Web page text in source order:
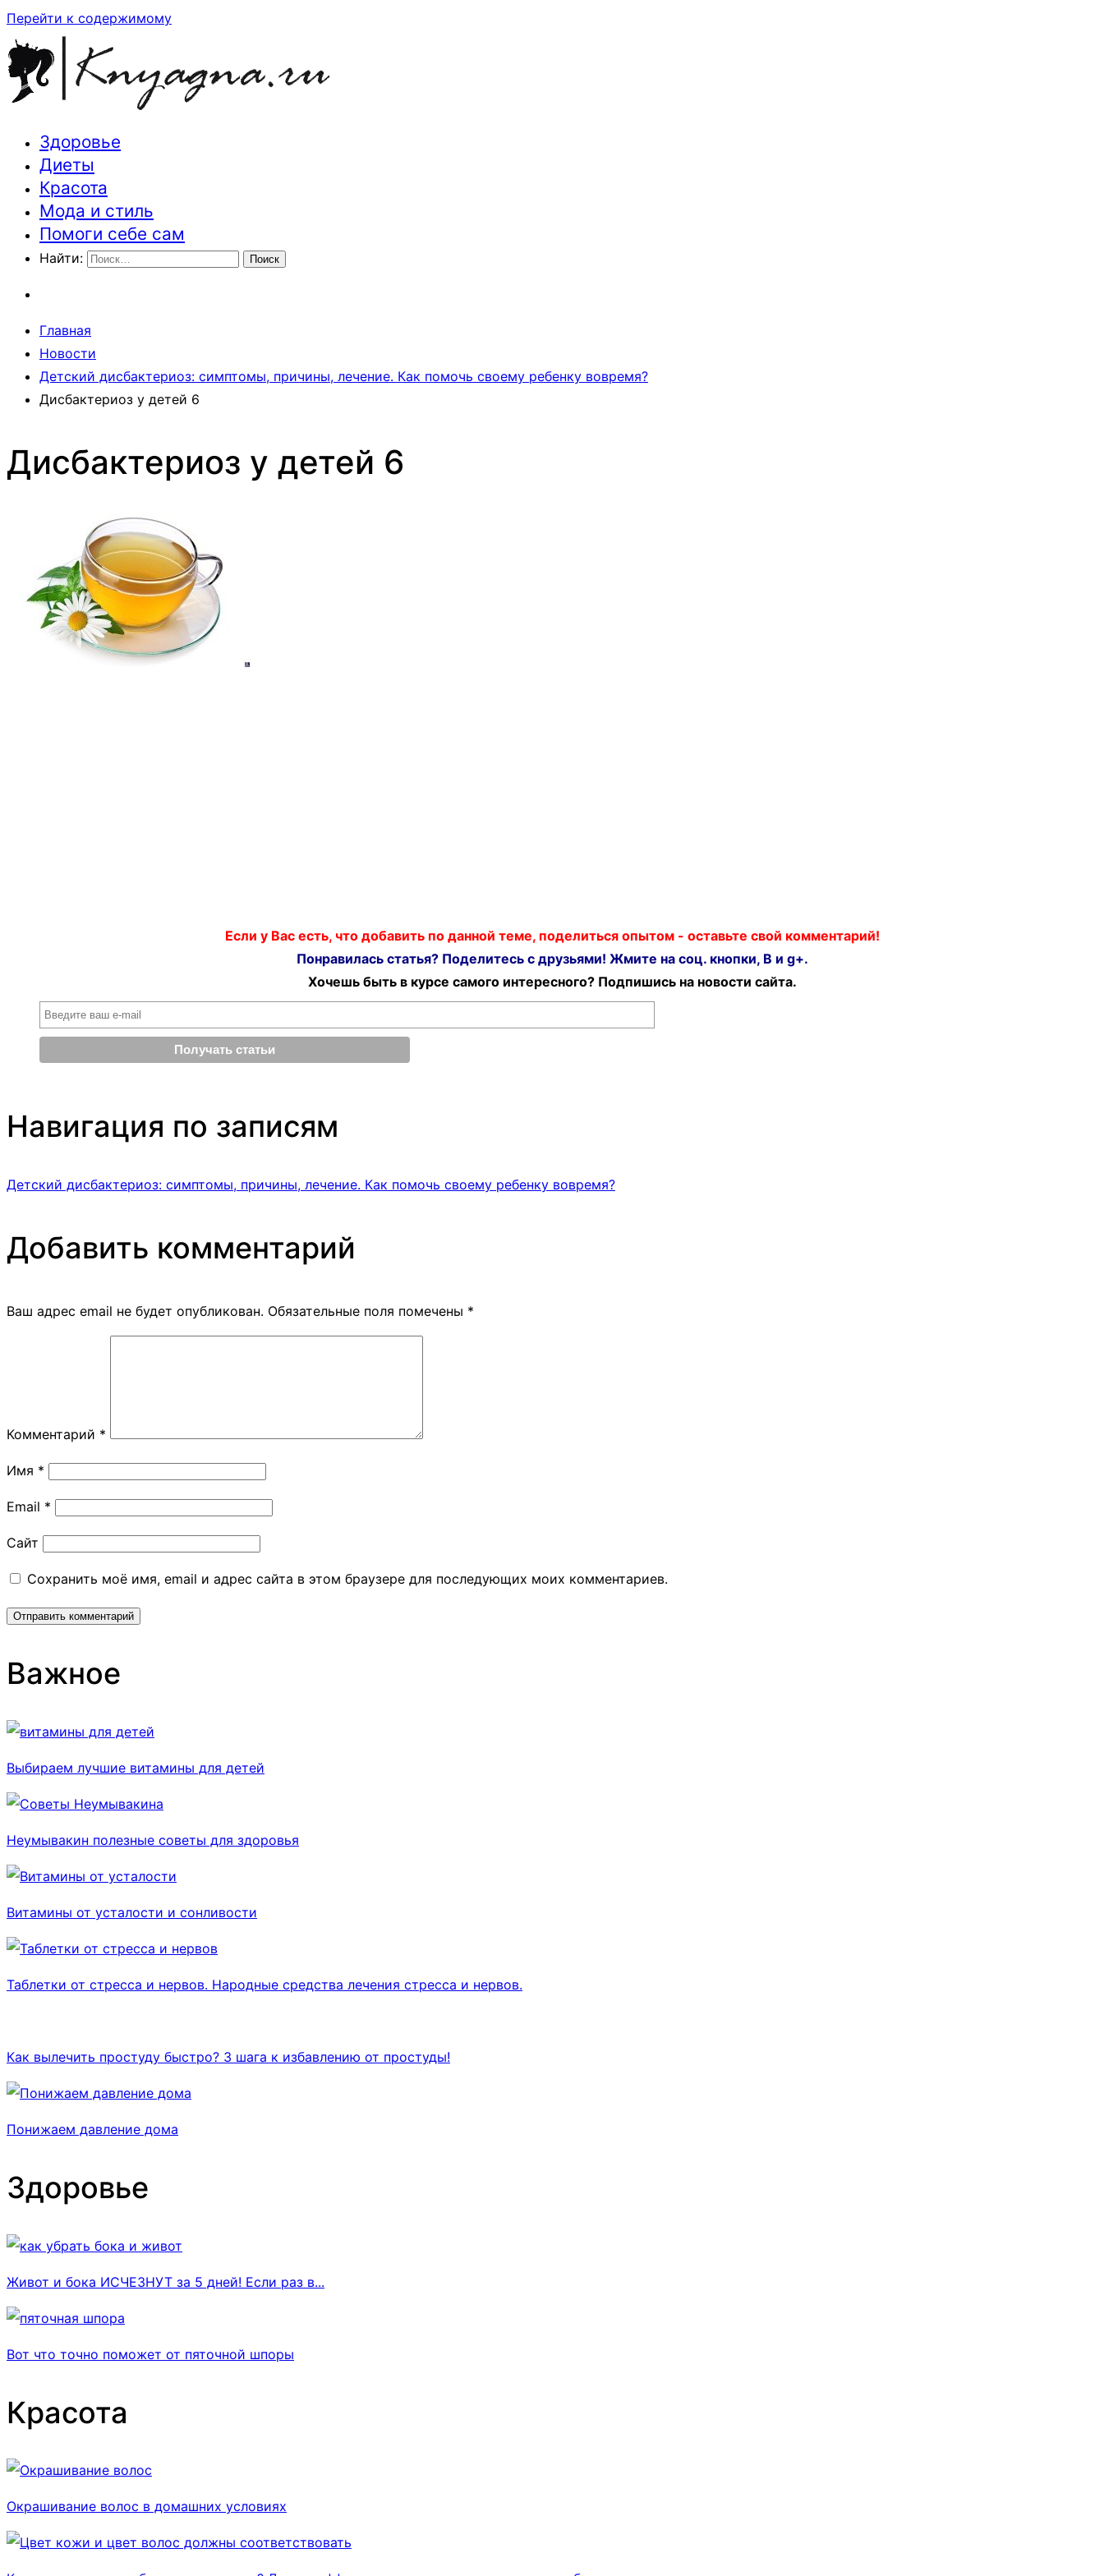
Перейти к содержимому
Траектория здоровья и красоты
Здоровье
Диеты
Красота
Мода и стиль
Помоги себе сам
Найти:
Главная
Новости
Детский дисбактериоз: симптомы, причины, лечение. Как помочь своему ребенку вовремя?
Дисбактериоз у детей 6
Дисбактериоз у детей 6
Если у Вас есть, что добавить по данной теме, поделиться опытом - оставьте свой комментарий!
Понравилась статья? Поделитесь с друзьями! Жмите на соц. кнопки, В и g+.
Хочешь быть в курсе самого интересного? Подпишись на новости сайта.
Навигация по записям
Детский дисбактериоз: симптомы, причины, лечение. Как помочь своему ребенку вовремя?
Добавить комментарий
Ваш адрес email не будет опубликован. Обязательные поля помечены *
Комментарий *
Имя *
Email *
Сайт
Сохранить моё имя, email и адрес сайта в этом браузере для последующих моих комментариев.
Важное
Выбираем лучшие витамины для детей
Неумывакин полезные советы для здоровья
Витамины от усталости и сонливости
Таблетки от стресса и нервов. Народные средства лечения стресса и нервов.
Как вылечить простуду быстро? 3 шага к избавлению от простуды!
Понижаем давление дома
Здоровье
Живот и бока ИСЧЕЗНУТ за 5 дней! Если раз в...
Вот что точно поможет от пяточной шпоры
Красота
Окрашивание волос в домашних условиях